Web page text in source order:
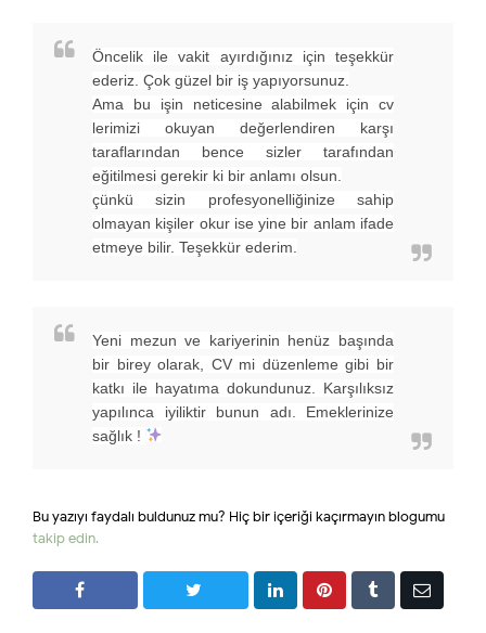
Öncelik ile vakit ayırdığınız için teşekkür
ederiz. Çok güzel bir iş yapıyorsunuz.
Ama bu işin neticesine alabilmek için cv
lerimizi okuyan değerlendiren karşı
taraflarından bence sizler tarafından
eğitilmesi gerekir ki bir anlamı olsun.
çünkü sizin profesyonelliğinize sahip
olmayan kişiler okur ise yine bir anlam ifade
etmeye bilir. Teşekkür ederim.
Yeni mezun ve kariyerinin henüz başında
bir birey olarak, CV mi düzenleme gibi bir
katkı ile hayatıma dokundunuz. Karşılıksız
yapılınca iyiliktir bunun adı. Emeklerinize
sağlık !
Bu yazıyı faydalı buldunuz mu? Hiç bir içeriği kaçırmayın blogumu
takip edin.